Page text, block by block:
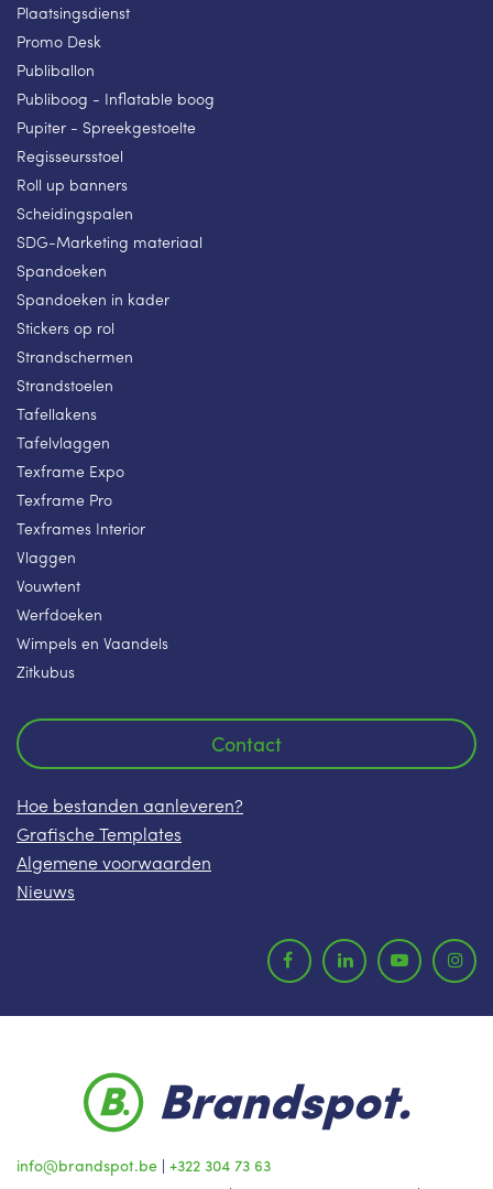
Plaatsingsdienst
Promo Desk
Publiballon
Publiboog - Inflatable boog
Pupiter - Spreekgestoelte
Regisseursstoel
Roll up banners
Scheidingspalen
SDG-Marketing materiaal
Spandoeken
Spandoeken in kader
Stickers op rol
Strandschermen
Strandstoelen
Tafellakens
Tafelvlaggen
Texframe Expo
Texframe Pro
Texframes Interior
Vlaggen
Vouwtent
Werfdoeken
Wimpels en Vaandels
Zitkubus
Contact
Hoe bestanden aanleveren?
Grafische Templates
Algemene voorwaarden
Nieuws
info@brandspot.be | +322 304 73 63